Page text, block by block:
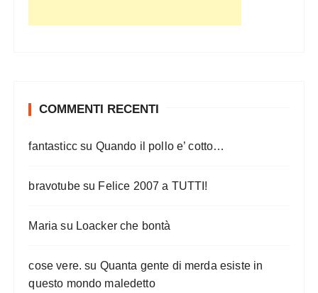
COMMENTI RECENTI
fantasticc su Quando il pollo e’ cotto…
bravotubesu Felice 2007 a TUTTI!
Maria su Loacker che bontà
cose vere. su Quanta gente di merda esiste in
questo mondo maledetto